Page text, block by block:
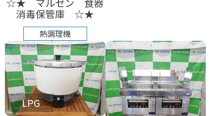
消毒保管庫 ☆★
熱調理機
LPG